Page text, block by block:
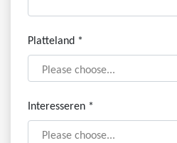
Platteland *
Interesseren *